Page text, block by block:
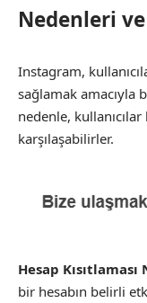
Nedenleri
Instagram,
sağlamak amacıyla
nedenle,
karşılaşabilirler.
Hesap Kısıtlaması
bir hesabın belirli